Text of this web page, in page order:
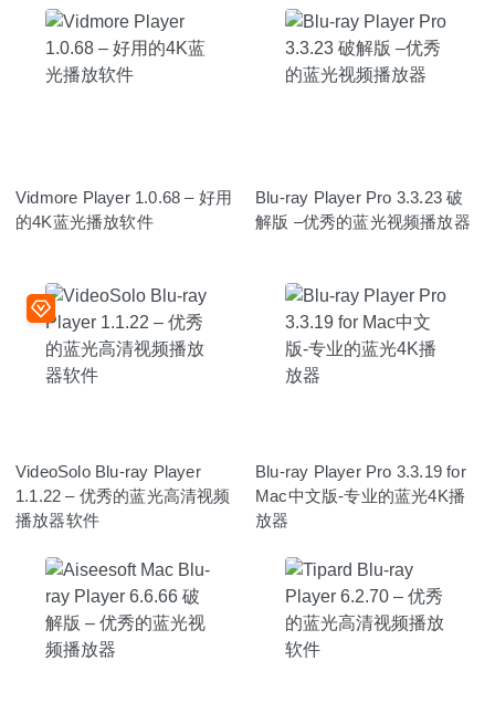
Vidmore Player 1.0.68 – 好用
的4K蓝光播放软件
Blu-ray Player Pro 3.3.23 破
解版 –优秀的蓝光视频播放器
VideoSolo Blu-ray Player
1.1.22 – 优秀的蓝光高清视频
播放器软件
Blu-ray Player Pro 3.3.19 for
Mac中文版-专业的蓝光4K播
放器